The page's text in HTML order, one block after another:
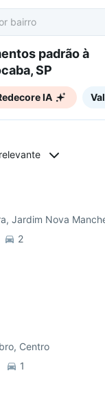
padrão à
SP
IA
Jardim Nova
2
Centro
1